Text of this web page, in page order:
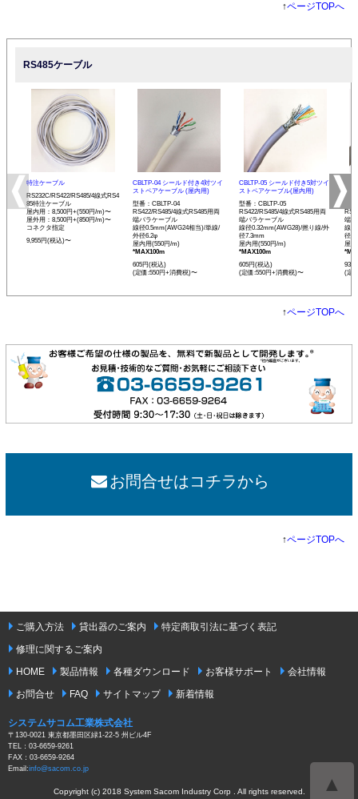
↑ページTOPへ
RS485ケーブル
特注ケーブル
RS232C/RS422/RS485/4線式RS4
85特注ケーブル
屋内用：8,500円+(550円/m)〜
屋外用：8,500円+(850円/m)〜
コネクタ指定
9,955円(税込)〜
CBLTP-04 シールド付き4対ツイ
ストペアケーブル (屋内用)
型番：CBLTP-04
RS422/RS485/4線式RS485用両
端バラケーブル
線径0.5mm(AWG24相当)/単線/
外径6.2φ
屋内用(550円/m)
*MAX100m
605円(税込)
(定価:550円+消費税)〜
CBLTP-05 シールド付き5対ツイ
ストペアケーブル(屋内用)
型番：CBLTP-05
RS422/RS485/4線式RS485用両
端バラケーブル
線径0.32mm(AWG28)/撚り線/外
径7.3mm
屋内用(550円/m)
*MAX100m
605円(税込)
(定価:550円+消費税)〜
イ
端
線
径
屋
935
(定
↑ページTOPへ
お問合せはコチラから
↑ページTOPへ
▲
ご購入方法 貸出器のご案内
特定商取引法に基づく表記
修理に関するご案内
HOME
製品情報 各種ダウンロード お客様サポート
会社情報
お問合せ
FAQ サイトマップ 新着情報
システムサコム工業株式会社
〒130-0021 東京都墨田区緑1-22-5 州ビル4F
TEL：03-6659-9261
FAX：03-6659-9264
Email:info@sacom.co.jp
Copyright (c) 2018 System Sacom Industry Corp . All rights reserved.